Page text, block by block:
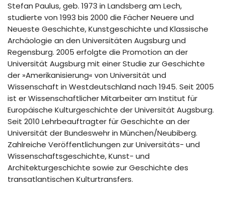
Stefan Paulus, geb. 1973 in Landsberg am Lech,
studierte von 1993 bis 2000 die Fächer Neuere und
Neueste Geschichte, Kunstgeschichte und Klassische
Archäologie an den Universitäten Augsburg und
Regensburg. 2005 erfolgte die Promotion an der
Universität Augsburg mit einer Studie zur Geschichte
der »Amerikanisierung« von Universität und
Wissenschaft in Westdeutschland nach 1945. Seit 2005
ist er Wissenschaftlicher Mitarbeiter am Institut für
Europäische Kulturgeschichte der Universität Augsburg.
Seit 2010 Lehrbeauftragter für Geschichte an der
Universität der Bundeswehr in München/Neubiberg.
Zahlreiche Veröffentlichungen zur Universitäts- und
Wissenschaftsgeschichte, Kunst- und
Architekturgeschichte sowie zur Geschichte des
transatlantischen Kulturtransfers.